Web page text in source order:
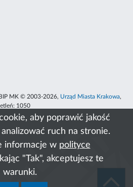
aby poprawić jakość
ruch na stronie.
informacje w polityce
"Tak", akceptujesz te
warunki.
MK © 2003-2026, Urząd Miasta Krakowa,
1050